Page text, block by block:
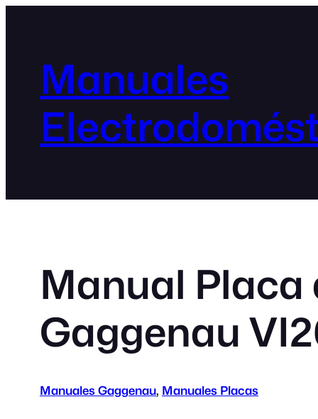
Manuales
Manual Placa
Gaggenau
Manuales Gaggenau, Manuales Placas